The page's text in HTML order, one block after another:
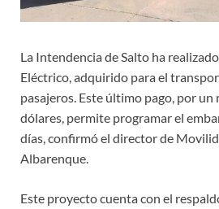
La Intendencia de Salto ha
Eléctrico, adquirido para el
pasajeros. Este último pago, por
dólares, permite programar el
días, confirmó el director de
Albarenque.
Este proyecto cuenta con el